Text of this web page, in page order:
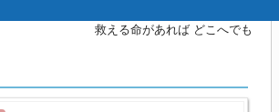
救える命があれば どこへでも